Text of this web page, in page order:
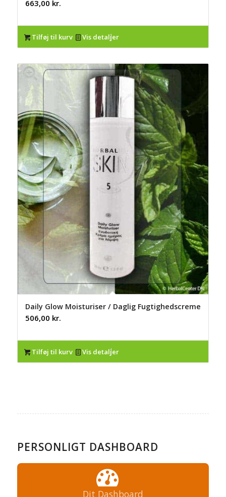
663,00 kr.
Tilføj til kurv Vis detaljer
Daily Glow Moisturiser / Daglig Fugtighedscreme
506,00 kr.
Tilføj til kurv Vis detaljer
PERSONLIGT DASHBOARD
Dit Dashboard